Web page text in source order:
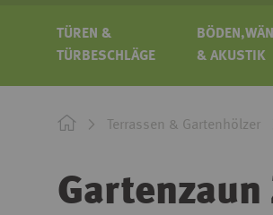
TÜREN &
TÜRBESCHLÄGE
& AKUSTIK
Terrassen & Gartenhölzer